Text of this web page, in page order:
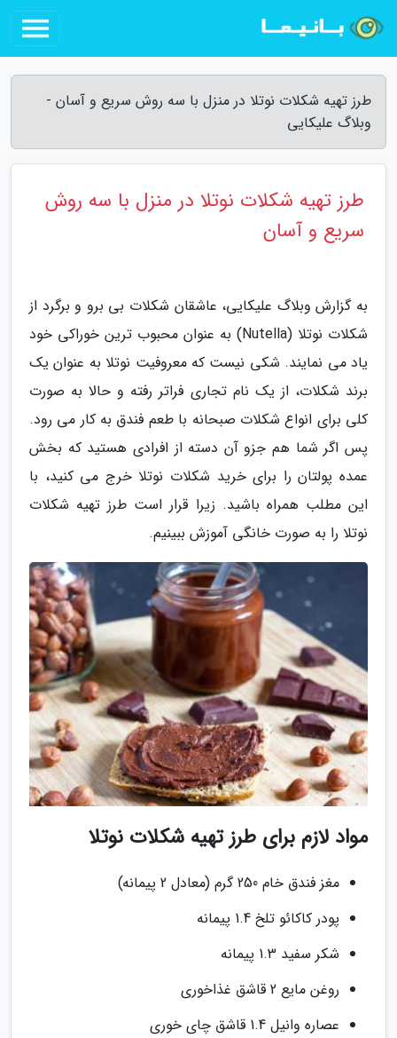
طرز تهیه شکلات نوتلا در منزل با سه روش سریع و آسان -
وبلاگ علیکایی
طرز تهیه شکلات نوتلا در منزل با سه روش
سریع و آسان
به گزارش وبلاگ علیکایی، عاشقان شکلات بی برو و برگرد از
شکلات نوتلا (Nutella) به عنوان محبوب ترین خوراکی خود
یاد می نمایند. شکی نیست که معروفیت نوتلا به عنوان یک
برند شکلات، از یک نام تجاری فراتر رفته و حالا به صورت
کلی برای انواع شکلات صبحانه با طعم فندق به کار می رود.
پس اگر شما هم جزو آن دسته از افرادی هستید که بخش
عمده پولتان را برای خرید شکلات نوتلا خرج می کنید، با
این مطلب همراه باشید. زیرا قرار است طرز تهیه شکلات
نوتلا را به صورت خانگی آموزش ببینیم.
مواد لازم برای طرز تهیه شکلات نوتلا
مغز فندق خام 250 گرم (معادل 2 پیمانه)
پودر کاکائو تلخ 1.4 پیمانه
شکر سفید 1.3 پیمانه
روغن مایع 2 قاشق غذاخوری
عصاره وانیل 1.4 قاشق چای خوری